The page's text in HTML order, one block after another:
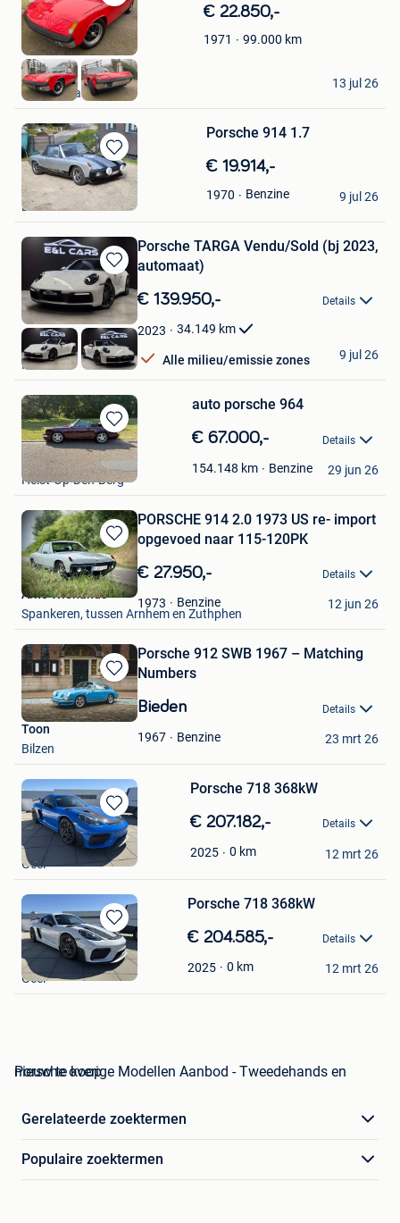
Bewaren
in
Mijn
Favorieten
€ 22.850,-
1971 99.000 km
Wouters
Brasschaat
13 jul 26
Bewaren
in
Mijn
Favorieten
Porsche 914 1.7
€ 19.914,-
1970 Benzine
Dimitri Roggen
Bierbeek
9 jul 26
Bewaren
in
Mijn
Favorieten
Porsche TARGA Vendu/Sold (bj 2023,
automaat)
€ 139.950,- Details
2023 34.149 km
Alle milieu/emissie zones
E&L Cars
Herstal
9 jul 26
Bewaren
in
Mijn
Favorieten
auto porsche 964
€ 67.000,- Details
154.148 km Benzine
Luc
Heist-Op-Den-Berg
29 jun 26
Bewaren
in
Mijn
Favorieten
PORSCHE 914 2.0 1973 US re- import
opgevoed naar 115-120PK
€ 27.950,- Details
1973 Benzine
Arno Wienands
Spankeren, tussen Arnhem en Zuthphen
12 jun 26
Bewaren
in
Mijn
Favorieten
Porsche 912 SWB 1967 – Matching
Numbers
Bieden Details
1967 Benzine
Toon
Bilzen
23 mrt 26
Bewaren
in
Mijn
Favorieten
Porsche 718 368kW
€ 207.182,- Details
2025 0 km
LTF nv
Geel
12 mrt 26
Bewaren
in
Mijn
Favorieten
Porsche 718 368kW
€ 204.585,- Details
2025 0 km
LTF nv
Geel
12 mrt 26
Porsche overige Modellen Aanbod - Tweedehands en nieuw te koop
Gerelateerde zoektermen
Populaire zoektermen